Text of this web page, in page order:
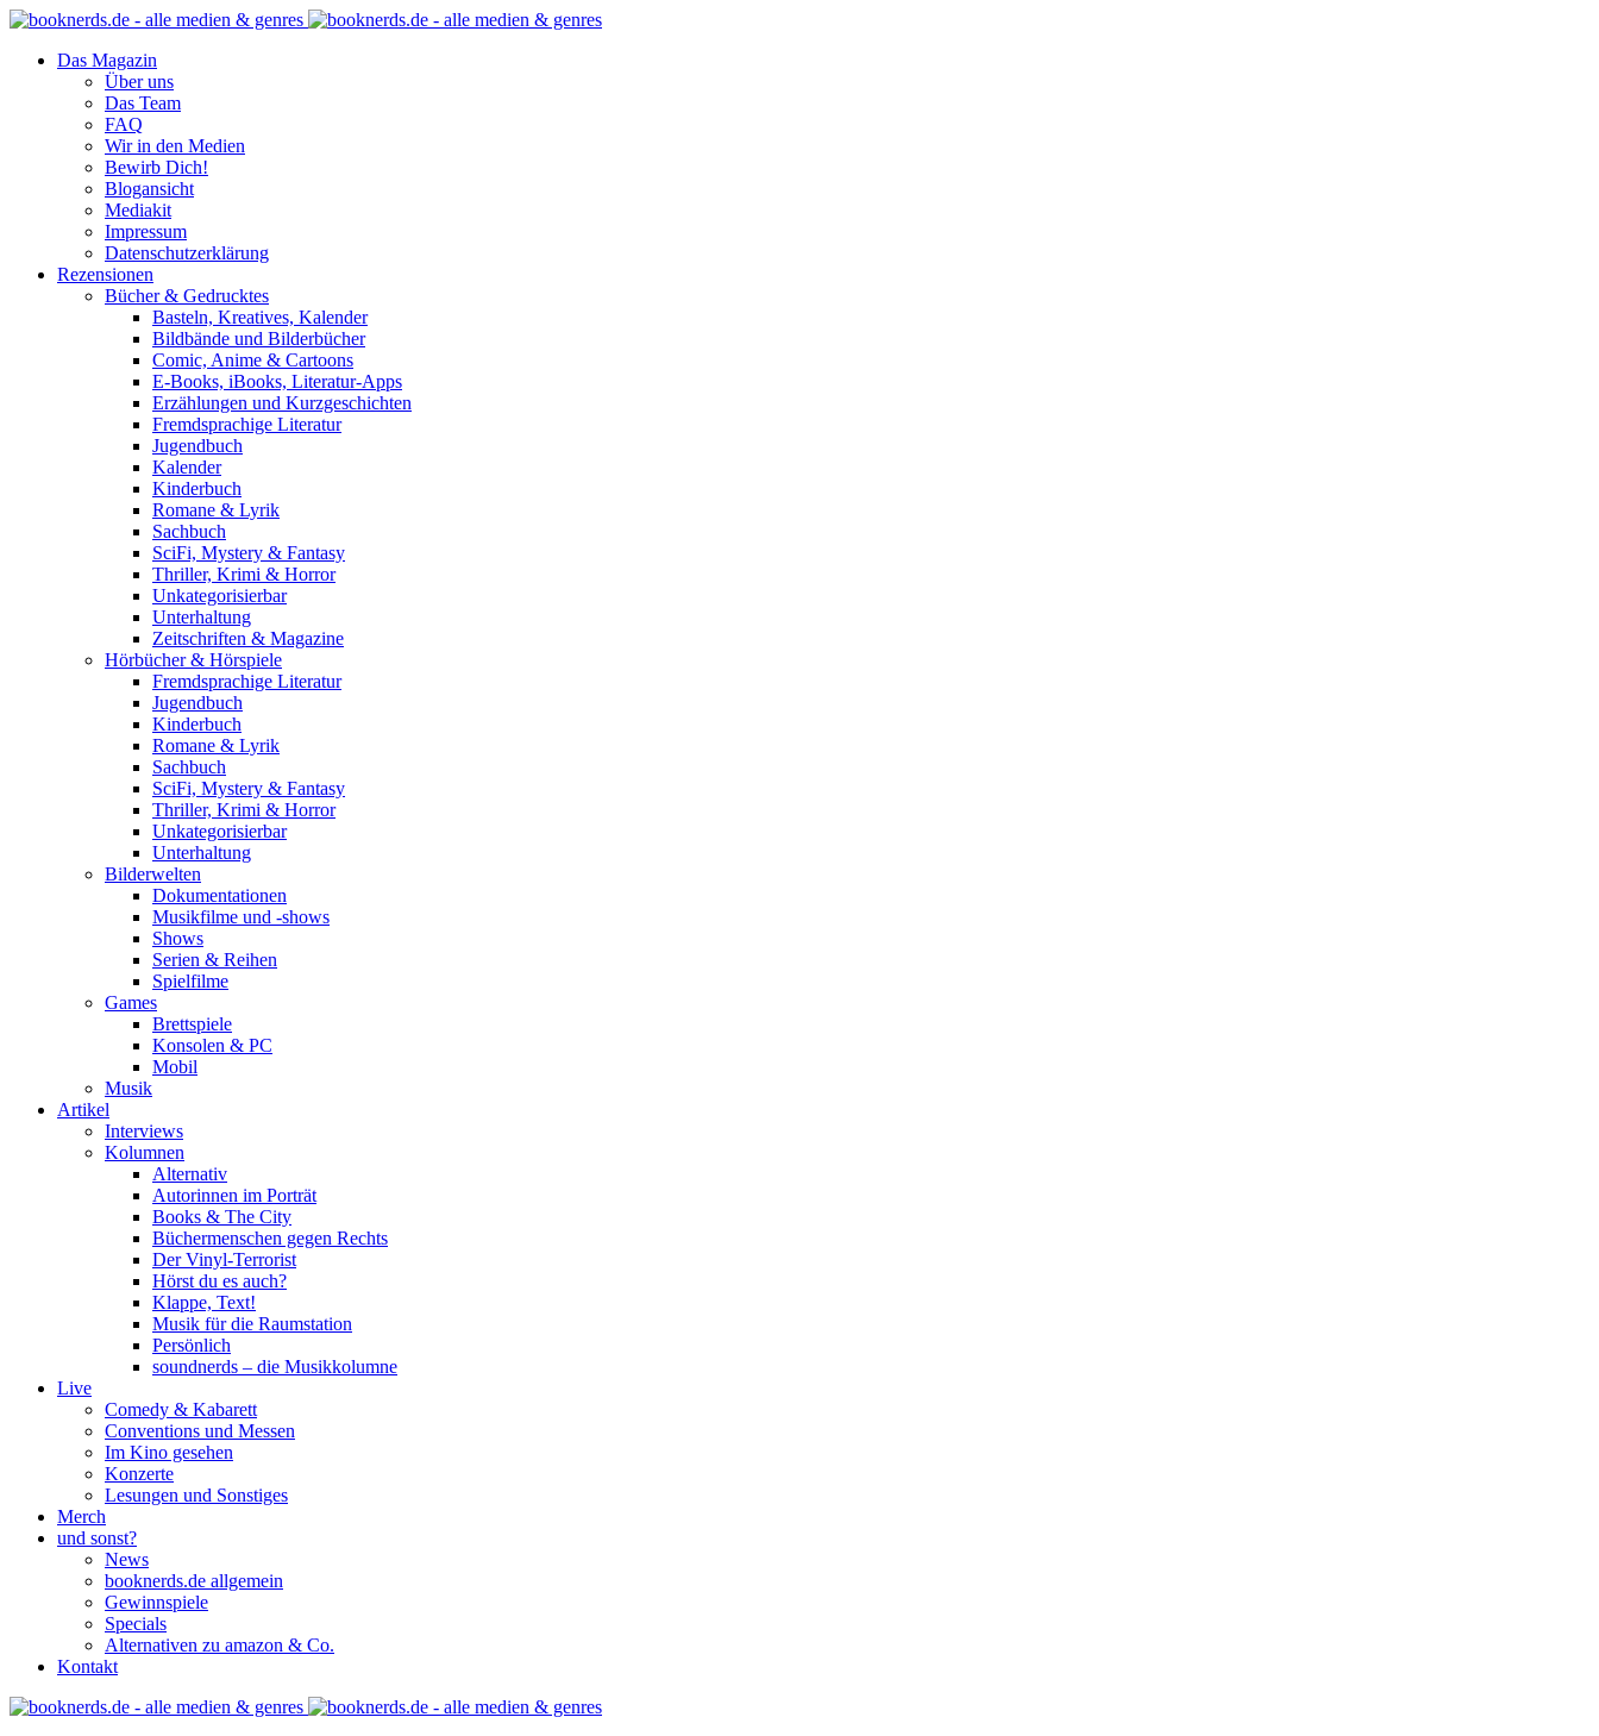
Das Magazin
Über uns
Das Team
FAQ
Wir in den Medien
Bewirb Dich!
Blogansicht
Mediakit
Impressum
Datenschutzerklärung
Rezensionen
Bücher & Gedrucktes
Basteln, Kreatives, Kalender
Bildbände und Bilderbücher
Comic, Anime & Cartoons
E-Books, iBooks, Literatur-Apps
Erzählungen und Kurzgeschichten
Fremdsprachige Literatur
Jugendbuch
Kalender
Kinderbuch
Romane & Lyrik
Sachbuch
SciFi, Mystery & Fantasy
Thriller, Krimi & Horror
Unkategorisierbar
Unterhaltung
Zeitschriften & Magazine
Hörbücher & Hörspiele
Fremdsprachige Literatur
Jugendbuch
Kinderbuch
Romane & Lyrik
Sachbuch
SciFi, Mystery & Fantasy
Thriller, Krimi & Horror
Unkategorisierbar
Unterhaltung
Bilderwelten
Dokumentationen
Musikfilme und -shows
Shows
Serien & Reihen
Spielfilme
Games
Brettspiele
Konsolen & PC
Mobil
Musik
Artikel
Interviews
Kolumnen
Alternativ
Autorinnen im Porträt
Books & The City
Büchermenschen gegen Rechts
Der Vinyl-Terrorist
Hörst du es auch?
Klappe, Text!
Musik für die Raumstation
Persönlich
soundnerds – die Musikkolumne
Live
Comedy & Kabarett
Conventions und Messen
Im Kino gesehen
Konzerte
Lesungen und Sonstiges
Merch
und sonst?
News
booknerds.de allgemein
Gewinnspiele
Specials
Alternativen zu amazon & Co.
Kontakt